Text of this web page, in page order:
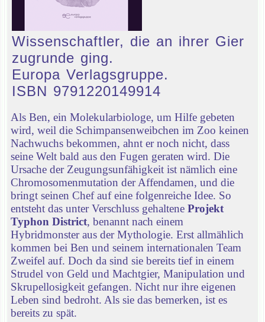
Wissenschaftler, die an ihrer Gier
zugrunde ging.
Europa Verlagsgruppe.
ISBN 9791220149914
Als Ben, ein Molekularbiologe, um Hilfe gebeten
wird, weil die Schimpansenweibchen im Zoo keinen
Nachwuchs bekommen, ahnt er noch nicht, dass
seine Welt bald aus den Fugen geraten wird. Die
Ursache der Zeugungsunfähigkeit ist nämlich eine
Chromosomenmutation der Affendamen, und die
bringt seinen Chef auf eine folgenreiche Idee. So
entsteht das unter Verschluss gehaltene Projekt
Typhon District, benannt nach einem
Hybridmonster aus der Mythologie. Erst allmählich
kommen bei Ben und seinem internationalen Team
Zweifel auf. Doch da sind sie bereits tief in einem
Strudel von Geld und Machtgier, Manipulation und
Skrupellosigkeit gefangen. Nicht nur ihre eigenen
Leben sind bedroht. Als sie das bemerken, ist es
bereits zu spät.